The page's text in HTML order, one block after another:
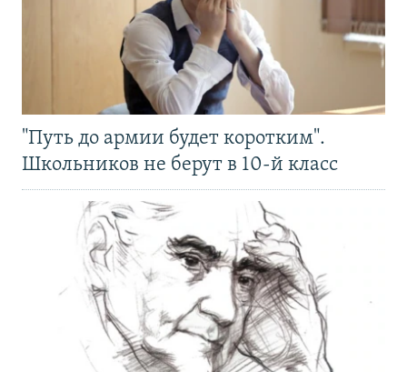
"Путь до армии будет коротким".
Школьников не берут в 10-й класс